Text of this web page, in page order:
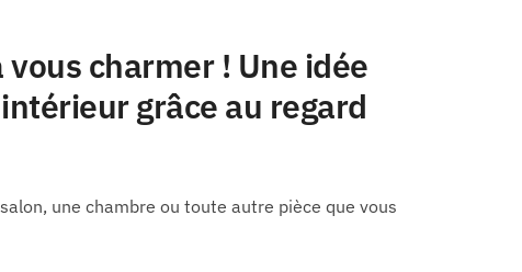
charmer ! Une idée
grâce au regard
une chambre ou toute autre pièce que vous